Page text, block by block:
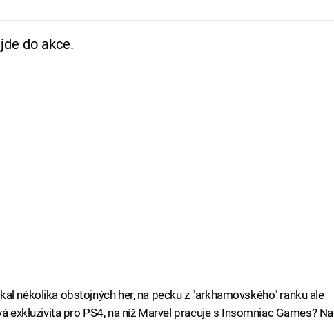
do akce.
několika obstojných her, na pecku z "arkhamovského" ranku ale
exkluzivita pro PS4, na níž Marvel pracuje s Insomniac Games? Na